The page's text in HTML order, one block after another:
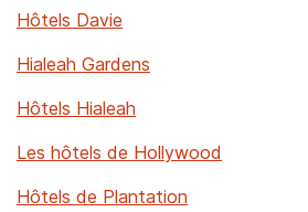
Hôtels Davie
Hialeah Gardens
Hôtels Hialeah
Les hôtels de Hollywood
Hôtels de Plantation